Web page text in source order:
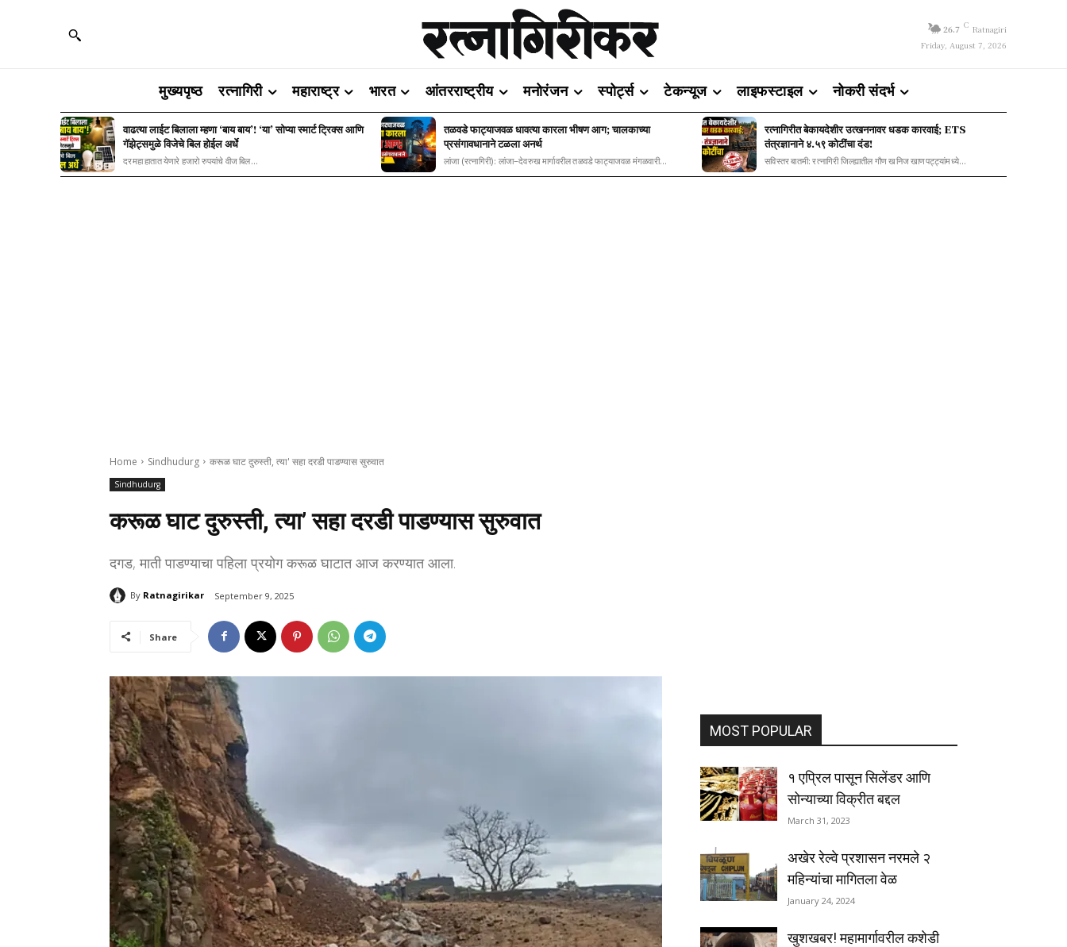
26.7 C Ratnagiri
Friday, August 7, 2026
मुख्यपृष्ठ रत्नागिरी महाराष्ट्र भारत आंतरराष्ट्रीय मनोरंजन स्पोर्ट्स टेकन्यूज लाइफस्टाइल नोकरी संदर्भ
वाढत्या लाईट बिलाला म्हणा ‘बाय बाय’! ‘या’ सोप्या स्मार्ट ट्रिक्स आणि
गॅझेट्समुळे विजेचे बिल होईल अर्धे
दरमहा हातात येणारे हजारो रुपयांचे वीज बिल...
तळवडे फाट्याजवळ धावत्या कारला भीषण आग; चालकाच्या
प्रसंगावधानाने टळला अनर्थ
लांजा (रत्नागिरी): लांजा–देवरुख मार्गावरील तळवडे फाट्याजवळ मंगळवारी...
रत्नागिरीत बेकायदेशीर उत्खननावर धडक कारवाई; ETS
तंत्रज्ञानाने ४.५९ कोटींचा दंड!
सविस्तर बातमी: रत्नागिरी जिल्ह्यातील गौण खनिज खाणपट्ट्यांमध्ये...
Home Sindhudurg करूळ घाट दुरुस्ती, त्या' सहा दरडी पाडण्यास सुरुवात
Sindhudurg
करूळ घाट दुरुस्ती, त्या’ सहा दरडी पाडण्यास सुरुवात
दगड, माती पाडण्याचा पहिला प्रयोग करूळ घाटात आज करण्यात आला.
By Ratnagirikar September 9, 2025
Share
MOST POPULAR
१ एप्रिल पासून सिलेंडर आणि
सोन्याच्या विक्रीत बद्दल
March 31, 2023
अखेर रेल्वे प्रशासन नरमले २
महिन्यांचा मागितला वेळ
January 24, 2024
खुशखबर! महामार्गावरील कशेडी